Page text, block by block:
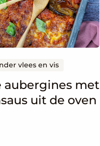
aubergines met
uit de oven
vlees en vis